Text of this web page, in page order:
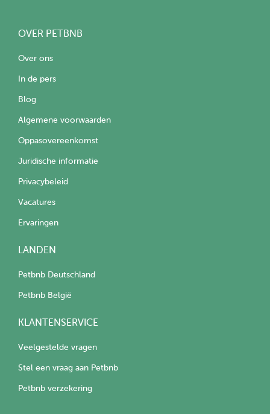
OVER PETBNB
Over ons
In de pers
Blog
Algemene voorwaarden
Oppasovereenkomst
Juridische informatie
Privacybeleid
Vacatures
Ervaringen
LANDEN
Petbnb Deutschland
Petbnb België
KLANTENSERVICE
Veelgestelde vragen
Stel een vraag aan Petbnb
Petbnb verzekering